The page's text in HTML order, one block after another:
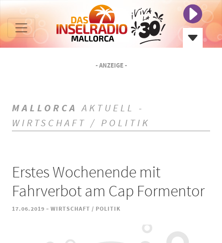
- ANZEIGE -
MALLORCA AKTUELL -
WIRTSCHAFT / POLITIK
Erstes Wochenende mit
Fahrverbot am Cap Formentor
17.06.2019 - WIRTSCHAFT / POLITIK